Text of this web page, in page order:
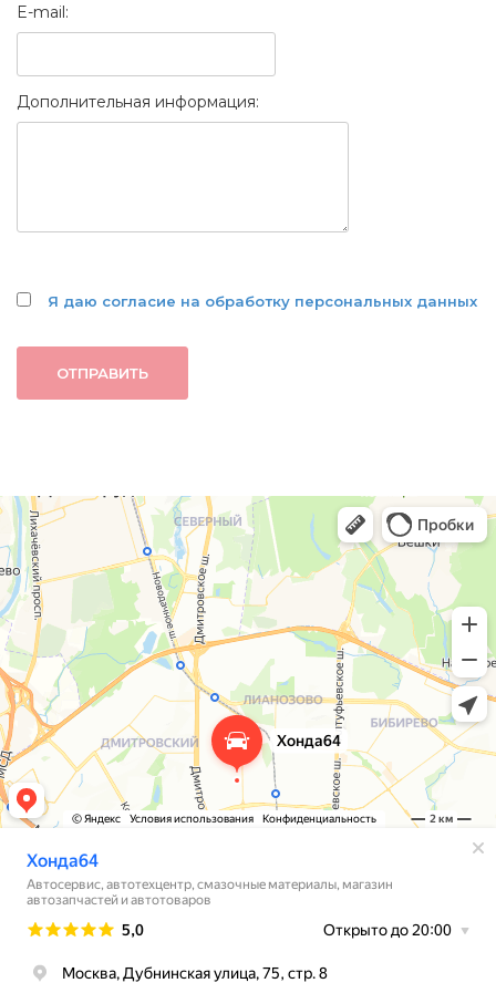
E-mail:
Дополнительная информация:
Я даю согласие на обработку персональных данных